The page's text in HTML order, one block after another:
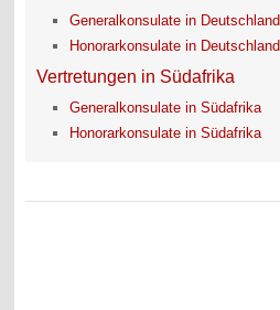
Generalkonsulate in Deutschland
Honorarkonsulate in Deutschland
Vertretungen in Südafrika
Generalkonsulate in Südafrika
Honorarkonsulate in Südafrika